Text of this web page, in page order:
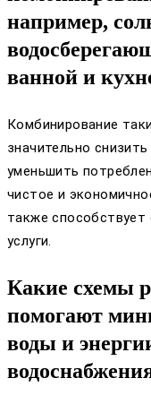
например,
ванной и
Комбинирование
значительно
уменьшить
чистое и
также
услуги.
Какие схемы
помогают
воды и